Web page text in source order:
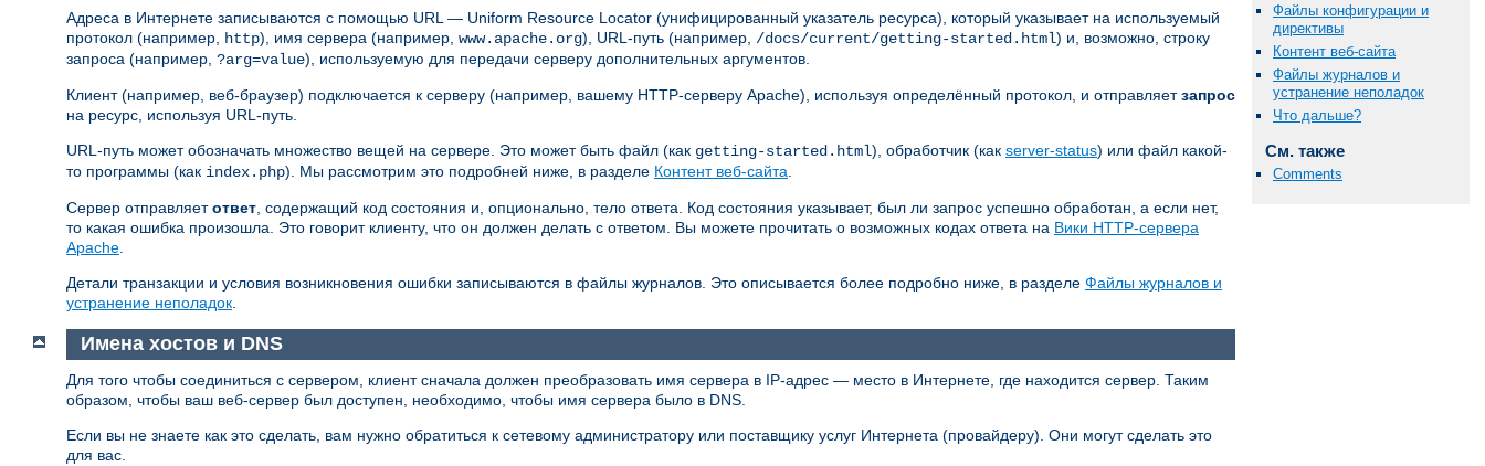
Файлы конфигурации и
директивы
Контент веб-сайта
Файлы журналов и
устранение неполадок
Что дальше?
См. также
Comments
Адреса в Интернете записываются с помощью URL — Uniform Resource Locator (унифицированный указатель ресурса), который указывает на используемый
протокол (например,
http), имя сервера (например, www.apache.org), URL-путь (например, /docs/current/getting-started.html) и, возможно, строку
запроса (например, ?arg=value), используемую для передачи серверу дополнительных аргументов.
Клиент (например, веб-браузер) подключается к серверу (например, вашему HTTP-серверу Apache), используя определённый протокол, и отправляетзапрос
на ресурс, используя URL-путь.
URL-путь может обозначать множество вещей на сервере. Это может быть файл (как getting-started.html), обработчик (как server-status) или файл какой-
то программы (как index.php). Мы рассмотрим это подробней ниже, в разделе Контент веб-сайта
Сервер отправляетответ , содержащий код состояния и, опционально, тело ответа. Код состояния указывает, был ли запрос успешно обработан, а если нет,
то какая ошибка произошла. Это говорит клиенту, что он должен делать с ответом. Вы можете прочитать о возможных кодах ответа на Вики HTTP-сервера
Apache
Детали транзакции и условия возникновения ошибки записываются в файлы журналов. Это описывается более подробно ниже, в разделе Файлы журналов и
устранение неполадок
Имена хостов и DNS
Для того чтобы соединиться с сервером, клиент сначала должен преобразовать имя сервера в IP-адрес — место в Интернете, где находится сервер. Таким
образом, чтобы ваш веб-сервер был доступен, необходимо, чтобы имя сервера было в DNS.
Если вы не знаете как это сделать, вам нужно обратиться к сетевому администратору или поставщику услуг Интернета (провайдеру). Они могут сделать это
для вас.